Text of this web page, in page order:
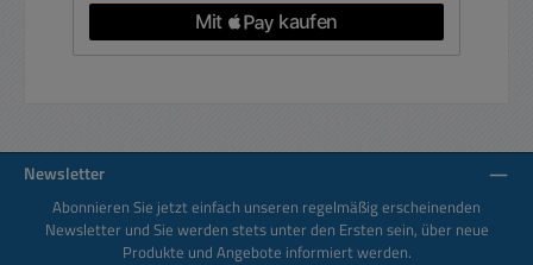
Newsletter
Abonnieren Sie jetzt einfach unseren regelmäßig erscheinenden
Newsletter und Sie werden stets unter den Ersten sein, über neue
Produkte und Angebote informiert werden.